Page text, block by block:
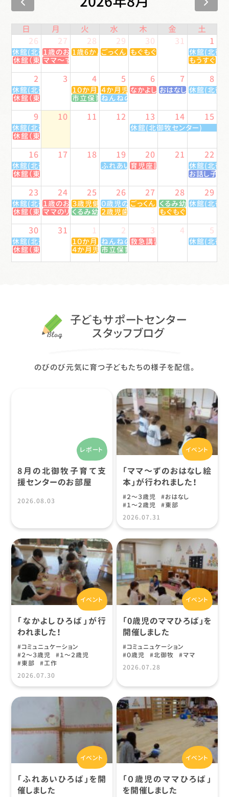
日 月 火 水 木 金
土
26
休館(北御牧センター)
休館（東部センター）
27
１歳のお誕生会
ママ～ずのおはなし絵本
28
1歳6か月児健診
29
ごっくん離乳食教室(５か月児)
30
もぐもぐ離乳食教室(７か月児
31 1
休館(北御
もうすぐマ
2
休館(北御牧センター)
休館（東部センター）
3 4
１０か月児健診
市立保育園園開放
5
４か月児健診
ねんねの赤ちゃんひろば
6
なかよしひろば
7
おはなし会〜図書館
8
休館(北御
9
休館(北御牧センター)
休館（東部センター）
10 11 12 13
休館(北御牧センター)
14 15
16
休館(北御牧センター)
休館（東部センター）
17 18 19
ふれあいひろば
20
育児座談会
21 22
休館(北御
お話し子ど
23
休館(北御牧センター)
休館（東部センター）
24
１歳のお誕生会
ママのリフレッシュヨガ
25
３歳児健診
くるみ幼稚園園開放
26
０歳児のママひろば
２歳児歯科健診
27
ごっくん離乳食教室(５か月児)
28
くるみ幼稚園園開放
もぐもぐ離乳食教室
29
休館(北御
30
休館(北御牧センター)
休館（東部センター）
31 1
１０か月児健診
４か月児健診
2
ねんねの赤ちゃんひろば
市立保育園園開放
3
救急講習会
4 5
休館(北御
子どもサポートセンター
スタッフブログ
のびのび元気に育つ子どもたちの様子を配信。
レポート
8月の北御牧子育て支
援センターのお部屋
2026.08.03
イベント
「ママ～ずのおはなし絵
本」が行われました！
２〜３歳児
おはなし
１〜２歳児
東部
2026.07.31
イベント
「なかよしひろば」が行
われました！
コミュニュケーション
２〜３歳児
１〜２歳児
東部
工作
2026.07.30
イベント
「0歳児のママひろば」を
開催しました
コミュニュケーション
０歳児
北御牧
ママ
2026.07.28
イベント
「ふれあいひろば」を開
催しました
イベント
「０歳児のママひろば」
を開催しました